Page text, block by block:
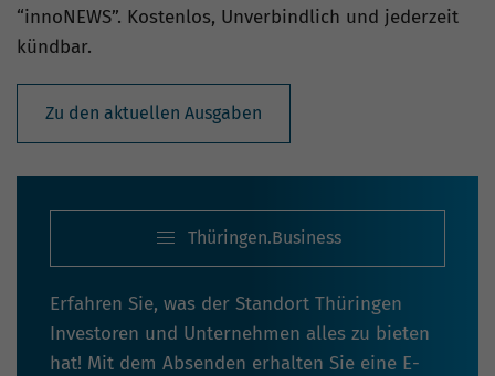
“innoNEWS”. Kostenlos, Unverbindlich und jederzeit
kündbar.
Zu den aktuellen Ausgaben
Thüringen.Business
Erfahren Sie, was der Standort Thüringen
Investoren und Unternehmen alles zu bieten
hat! Mit dem Absenden erhalten Sie eine E-